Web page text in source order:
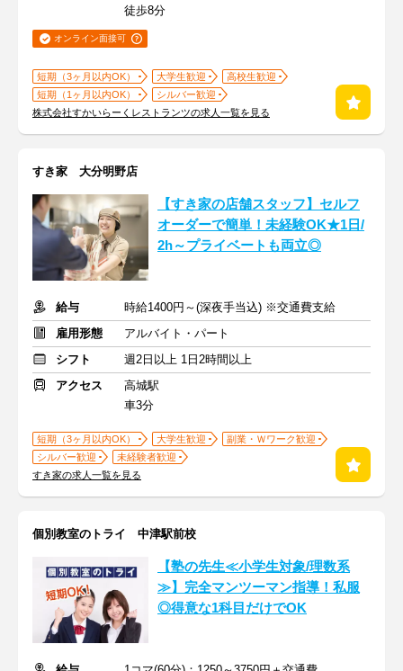
徒歩8分
オンライン面接可
短期（3ヶ月以内OK） 大学生歓迎
高校生歓迎
短期（1ヶ月以内OK）
シルバー歓迎
株式会社すかいらーくレストランツの求人一覧を見る
すき家 大分明野店
【すき家の店舗スタッフ】セルフ
オーダーで簡単！未経験OK★1日/
2h～プライベートも両立◎
給与
時給1400円～(深夜手当込) ※交通費支給
雇用形態
アルバイト・パート
シフト
週2日以上 1日2時間以上
アクセス
高城駅
車3分
短期（3ヶ月以内OK） 大学生歓迎
副業・Ｗワーク歓迎
シルバー歓迎
未経験者歓迎
すき家の求人一覧を見る
個別教室のトライ 中津駅前校
【塾の先生≪小学生対象/理数系
≫】完全マンツーマン指導！私服
◎得意な1科目だけでOK